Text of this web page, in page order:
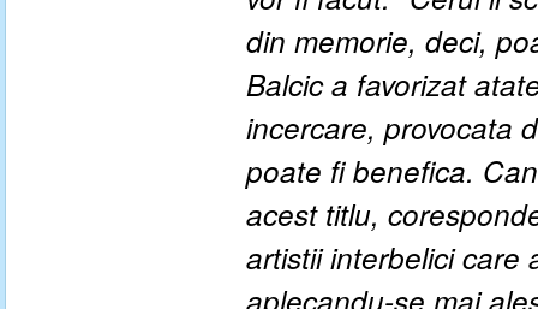
din memorie, deci,
Balcic a favorizat
incercare, provocata
poate fi benefica.
acest titlu,
artistii interbelici care